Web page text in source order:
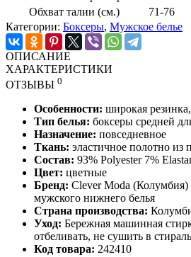
Обхват талии (см.)
71-76
Категории: Боксеры, Мужское белье
ОПИСАНИЕ
ХАРАКТЕРИСТИКИ
ОТЗЫВЫ 0
Особенности: широкая
Тип белья: боксеры средней
Назначение: повседневное
Ткань: эластичное полотно из
Состав: 93% Polyester 7%
Цвет: цветные
Бренд: Clever Moda
мужского нижнего белья
Страна производства:
Уход: Бережная машинная
отбеливать, не сушить в
Код товара: 242410